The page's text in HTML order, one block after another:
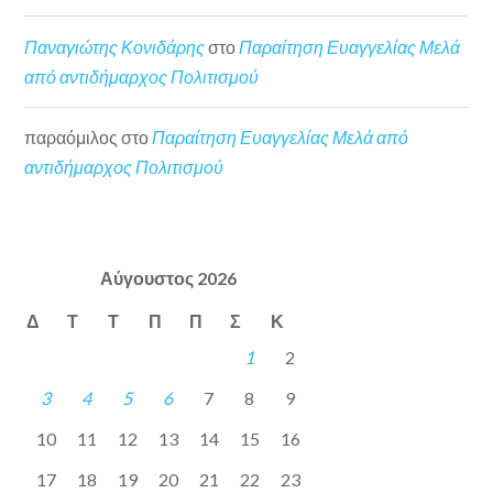
Παναγιώτης ΚονιδάρηςστοΠαραίτηση Ευαγγελίας Μελά
από αντιδήμαρχος Πολιτισμού
παραόμιλος στοΠαραίτηση Ευαγγελίας Μελά από
αντιδήμαρχος Πολιτισμού
Αύγουστος 2026
Δ Τ Τ Π Π Σ
Κ
1
2
3
4 5 6 7 8
9
10
11 12 13 14 15
16
17
18 19 20 21 22 23